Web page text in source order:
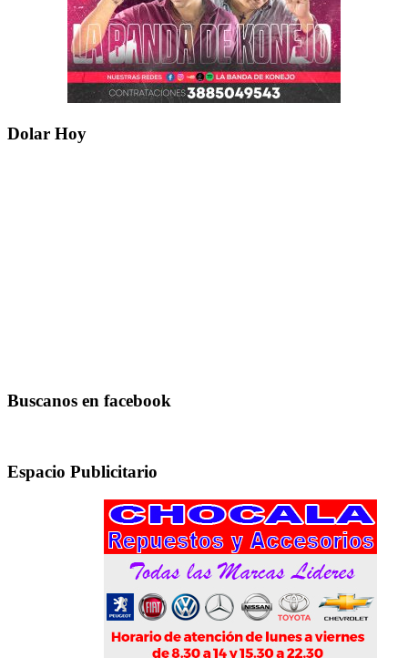
Dolar Hoy
Buscanos en facebook
Espacio Publicitario